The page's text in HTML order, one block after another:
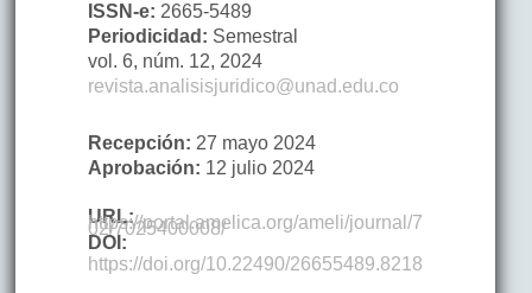
ISSN-e: 2665-5489
Periodicidad: Semestral
vol. 6, núm. 12, 2024
revista.analisisjuridico@unad.edu.co
Recepción: 27 mayo 2024
Aprobación: 12 julio 2024
URL:
https://portal.amelica.org/ameli/journal/7
02/7025400008/
DOI:
https://doi.org/10.22490/26655489.8218